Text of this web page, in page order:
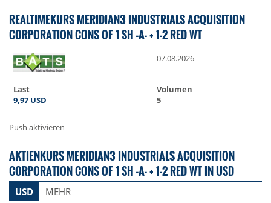
REALTIMEKURS MERIDIAN3 INDUSTRIALS ACQUISITION
CORPORATION CONS OF 1 SH -A- + 1-2 RED WT
07.08.2026
Last
9,97 USD
Volumen
5
Push aktivieren
AKTIENKURS MERIDIAN3 INDUSTRIALS ACQUISITION
CORPORATION CONS OF 1 SH -A- + 1-2 RED WT IN USD
USD MEHR